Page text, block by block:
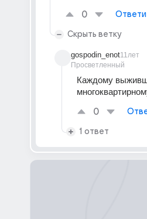
0
Скрыть ветку
gospodin_enot
Просветленный
11лет
Каждому
0
1 ответ